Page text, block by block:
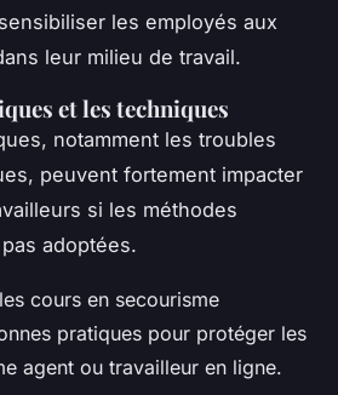
les employés aux
leur milieu de travail.
et les techniques
notamment les troubles
peuvent fortement impacter
si les méthodes
adoptées.
cours en secourisme
pratiques pour protéger les
agent ou travailleur en ligne.